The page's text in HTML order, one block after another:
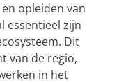
opleiden van
essentieel zijn
Dit
van de regio,
in het